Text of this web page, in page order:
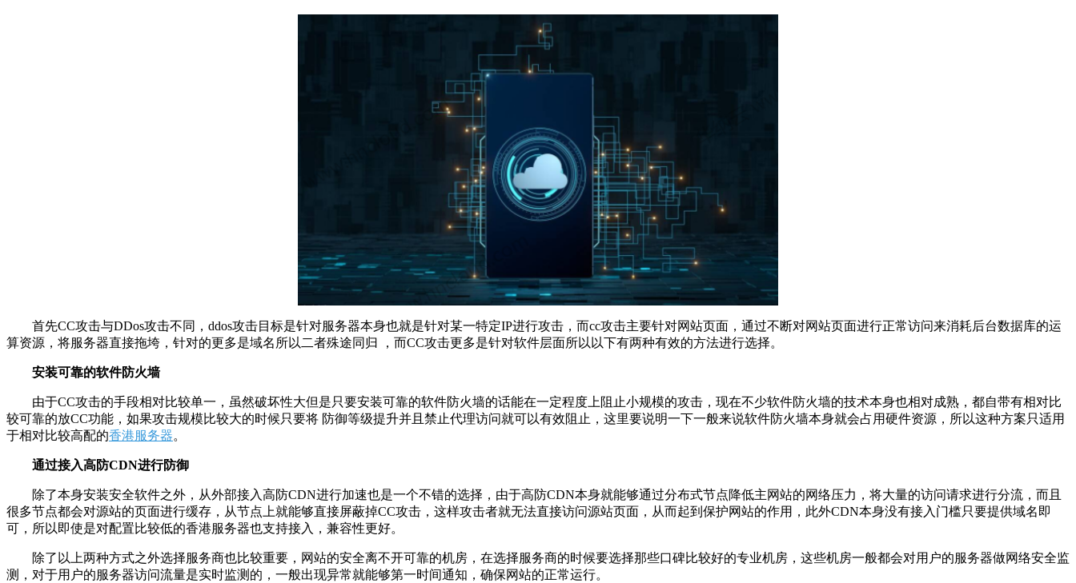
首先CC攻击与DDos攻击不同，ddos攻击目标是针对服务器本身也就是针对某一特定IP进行攻击，而cc攻击主要针对网站页面，通过不断对网站页面进行正常访问来消耗后台数据库的运
算资源，将服务器直接拖垮，针对的更多是域名所以二者殊途同归 ，而CC攻击更多是针对软件层面所以以下有两种有效的方法进行选择。
安装可靠的软件防火墙
由于CC攻击的手段相对比较单一，虽然破坏性大但是只要安装可靠的软件防火墙的话能在一定程度上阻止小规模的攻击，现在不少软件防火墙的技术本身也相对成熟，都自带有相对比
较可靠的放CC功能，如果攻击规模比较大的时候只要将 防御等级提升并且禁止代理访问就可以有效阻止，这里要说明一下一般来说软件防火墙本身就会占用硬件资源，所以这种方案只适用
于相对比较高配的香港服务器。
通过接入高防CDN进行防御
除了本身安装安全软件之外，从外部接入高防CDN进行加速也是一个不错的选择，由于高防CDN本身就能够通过分布式节点降低主网站的网络压力，将大量的访问请求进行分流，而且
很多节点都会对源站的页面进行缓存，从节点上就能够直接屏蔽掉CC攻击，这样攻击者就无法直接访问源站页面，从而起到保护网站的作用，此外CDN本身没有接入门槛只要提供域名即
可，所以即使是对配置比较低的香港服务器也支持接入，兼容性更好。
除了以上两种方式之外选择服务商也比较重要，网站的安全离不开可靠的机房，在选择服务商的时候要选择那些口碑比较好的专业机房，这些机房一般都会对用户的服务器做网络安全监
测，对于用户的服务器访问流量是实时监测的，一般出现异常就能够第一时间通知，确保网站的正常运行。